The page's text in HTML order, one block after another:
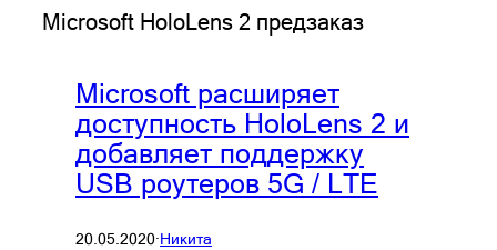
Microsoft HoloLens 2 предзаказ
Microsoft расширяет
доступность HoloLens 2 и
добавляет поддержку
USB роутеров 5G / LTE
20.05.2020·Никита